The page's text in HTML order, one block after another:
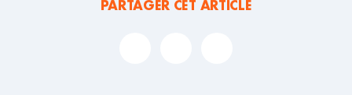
PARTAGER CET ARTICLE